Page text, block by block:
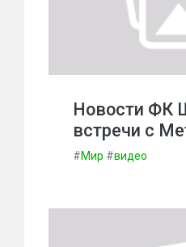
Новости ФК
встречи с
#Мир #видео